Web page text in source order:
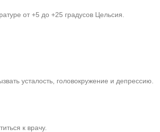
от +5 до +25 градусов Цельсия.
усталость, головокружение и депрессию.
к врачу.